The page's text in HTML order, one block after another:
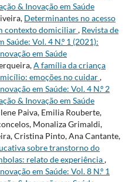
& Inovação em Saúde
Determinantes no acesso
contexto domiciliar, Revista de
Saúde: Vol. 4 N.º 1 (2021):
em Saúde
A família da criança
emoções no cuidar,
em Saúde: Vol. 4 N.º 2
& Inovação em Saúde
Paiva, Emilia Rouberte,
Monaliza Grimaldi,
Cristina Pinto, Ana Cantante,
sobre transtorno do
relato de experiência,
em Saúde: Vol. 8 N.º 1